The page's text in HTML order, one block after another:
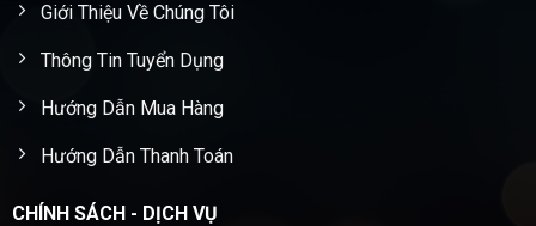
Giới Thiệu Về Chúng Tôi
Thông Tin Tuyển Dụng
Hướng Dẫn Mua Hàng
Hướng Dẫn Thanh Toán
CHÍNH SÁCH - DỊCH VỤ